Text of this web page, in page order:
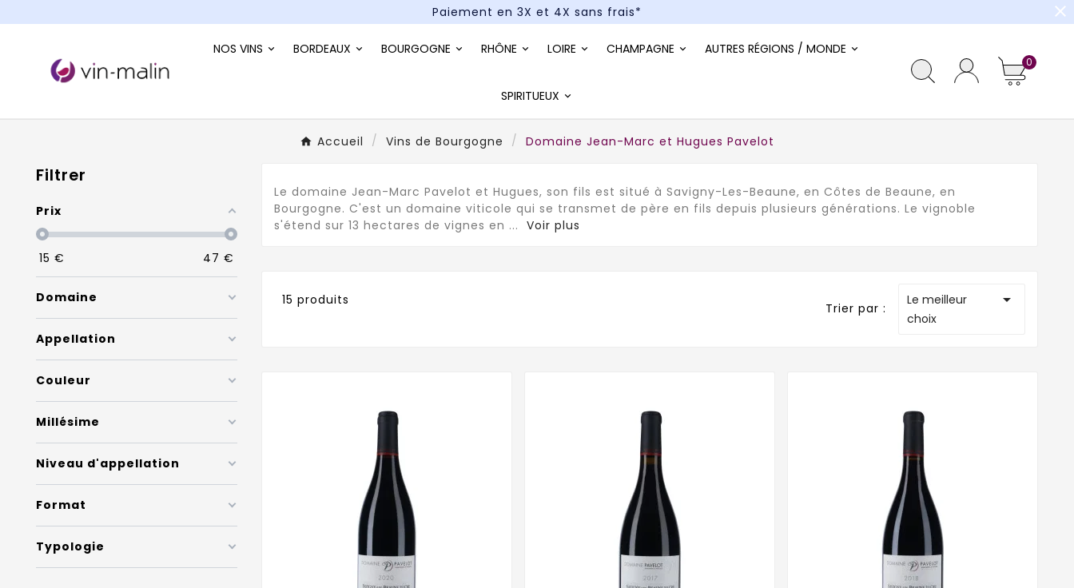
Paiement en 3X et 4X sans frais*
close
NOS VINS BORDEAUX BOURGOGNE RHÔNE LOIRE CHAMPAGNE AUTRES RÉGIONS / MONDE
SPIRITUEUX
0
Accueil Vins de Bourgogne Domaine Jean-Marc et Hugues Pavelot
Filtrer
Prix
15 € 47 €
Domaine
Appellation
Couleur
Millésime
Niveau d'appellation
Format
Typologie
Le domaine Jean-Marc Pavelot et Hugues, son fils est situé à Savigny-Les-Beaune, en Côtes de Beaune, en
Bourgogne. C'est un domaine viticole qui se transmet de père en fils depuis plusieurs générations. Le vignoble
s'étend sur 13 hectares de vignes en ...Voir plus
15 produits
Trier par :
Le meilleur
choix
